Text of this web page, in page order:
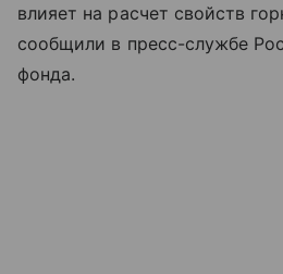
влияет на расчет свойств
сообщили в пресс-службе
фонда.